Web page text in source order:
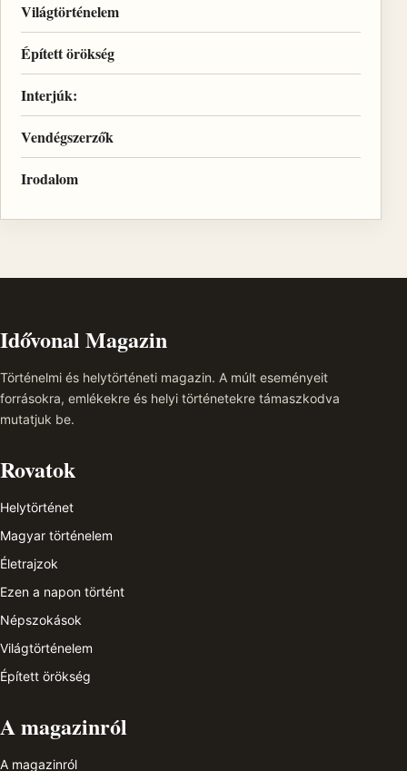
Világtörténelem
Épített örökség
Interjúk:
Vendégszerzők
Irodalom
Idővonal Magazin
Történelmi és helytörténeti magazin. A múlt eseményeit
forrásokra, emlékekre és helyi történetekre támaszkodva
mutatjuk be.
Rovatok
Helytörténet
Magyar történelem
Életrajzok
Ezen a napon történt
Népszokások
Világtörténelem
Épített örökség
A magazinról
A magazinról